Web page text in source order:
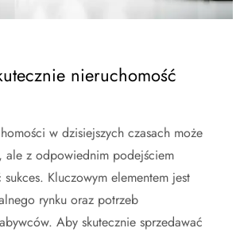
nieruchomość
w dzisiejszych czasach może
ale z odpowiednim podejściem
Kluczowym elementem jest
rynku oraz potrzeb
Aby skutecznie sprzedawać